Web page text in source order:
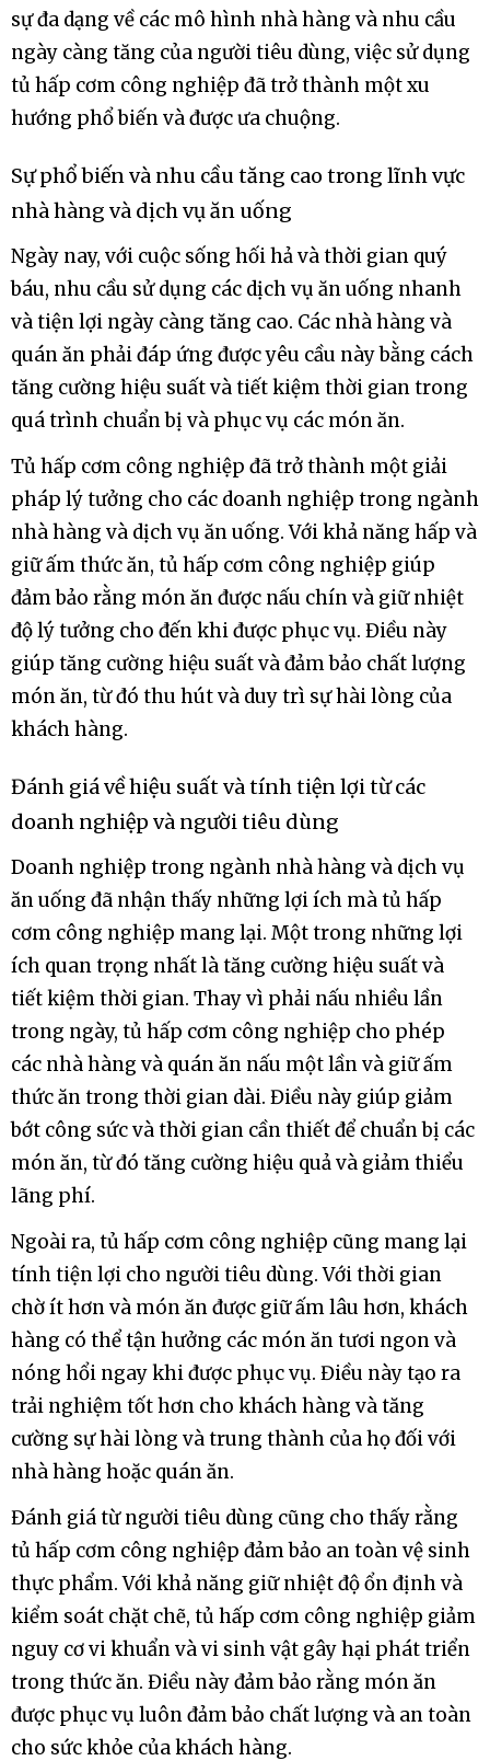
sự đa dạng về các mô hình nhà hàng và nhu cầu
ngày càng tăng của người tiêu dùng, việc sử dụng
tủ hấp cơm công nghiệp đã trở thành một xu
hướng phổ biến và được ưa chuộng.
Sự phổ biến và nhu cầu tăng cao trong lĩnh vực
nhà hàng và dịch vụ ăn uống
Ngày nay, với cuộc sống hối hả và thời gian quý
báu, nhu cầu sử dụng các dịch vụ ăn uống nhanh
và tiện lợi ngày càng tăng cao. Các nhà hàng và
quán ăn phải đáp ứng được yêu cầu này bằng cách
tăng cường hiệu suất và tiết kiệm thời gian trong
quá trình chuẩn bị và phục vụ các món ăn.
Tủ hấp cơm công nghiệp đã trở thành một giải
pháp lý tưởng cho các doanh nghiệp trong ngành
nhà hàng và dịch vụ ăn uống. Với khả năng hấp và
giữ ấm thức ăn, tủ hấp cơm công nghiệp giúp
đảm bảo rằng món ăn được nấu chín và giữ nhiệt
độ lý tưởng cho đến khi được phục vụ. Điều này
giúp tăng cường hiệu suất và đảm bảo chất lượng
món ăn, từ đó thu hút và duy trì sự hài lòng của
khách hàng.
Đánh giá về hiệu suất và tính tiện lợi từ các
doanh nghiệp và người tiêu dùng
Doanh nghiệp trong ngành nhà hàng và dịch vụ
ăn uống đã nhận thấy những lợi ích mà tủ hấp
cơm công nghiệp mang lại. Một trong những lợi
ích quan trọng nhất là tăng cường hiệu suất và
tiết kiệm thời gian. Thay vì phải nấu nhiều lần
trong ngày, tủ hấp cơm công nghiệp cho phép
các nhà hàng và quán ăn nấu một lần và giữ ấm
thức ăn trong thời gian dài. Điều này giúp giảm
bớt công sức và thời gian cần thiết để chuẩn bị các
món ăn, từ đó tăng cường hiệu quả và giảm thiểu
lãng phí.
Ngoài ra, tủ hấp cơm công nghiệp cũng mang lại
tính tiện lợi cho người tiêu dùng. Với thời gian
chờ ít hơn và món ăn được giữ ấm lâu hơn, khách
hàng có thể tận hưởng các món ăn tươi ngon và
nóng hổi ngay khi được phục vụ. Điều này tạo ra
trải nghiệm tốt hơn cho khách hàng và tăng
cường sự hài lòng và trung thành của họ đối với
nhà hàng hoặc quán ăn.
Đánh giá từ người tiêu dùng cũng cho thấy rằng
tủ hấp cơm công nghiệp đảm bảo an toàn vệ sinh
thực phẩm. Với khả năng giữ nhiệt độ ổn định và
kiểm soát chặt chẽ, tủ hấp cơm công nghiệp giảm
nguy cơ vi khuẩn và vi sinh vật gây hại phát triển
trong thức ăn. Điều này đảm bảo rằng món ăn
được phục vụ luôn đảm bảo chất lượng và an toàn
cho sức khỏe của khách hàng.